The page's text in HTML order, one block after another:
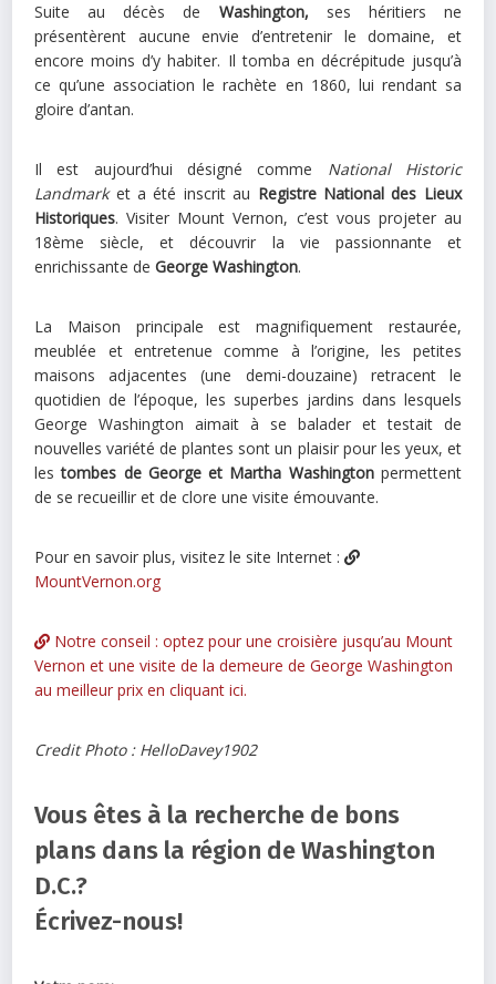
Suite au décès de Washington, ses héritiers ne
présentèrent aucune envie d’entretenir le domaine, et
encore moins d’y habiter. Il tomba en décrépitude jusqu’à
ce qu’une association le rachète en 1860, lui rendant sa
gloire d’antan.
Il est aujourd’hui désigné comme National Historic
Landmarket a été inscrit au Registre National des Lieux
Historiques. Visiter Mount Vernon, c’est vous projeter au
18ème siècle, et découvrir la vie passionnante et
enrichissante deGeorge Washington.
La Maison principale est magnifiquement restaurée,
meublée et entretenue comme à l’origine, les petites
maisons adjacentes (une demi-douzaine) retracent le
quotidien de l’époque, les superbes jardins dans lesquels
George Washington aimait à se balader et testait de
nouvelles variété de plantes sont un plaisir pour les yeux, et
lestombes de George et Martha Washingtonpermettent
de se recueillir et de clore une visite émouvante.
Pour en savoir plus, visitez le site Internet :
MountVernon.org
Notre conseil : optez pour une croisière jusqu’au Mount
Vernon et une visite de la demeure de George Washington
au meilleur prix en cliquant ici.
Credit Photo : HelloDavey1902
Vous êtes à la recherche de bons
plans dans la région de Washington
D.C.?
Écrivez-nous!